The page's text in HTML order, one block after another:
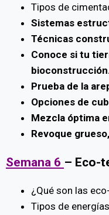
Tipos de
Sistemas
Técnicas
Conoce si tu
Prueba de la
Opciones de
Mezcla óptima
Revoque
Semana 6 – Eco-
¿Qué son las
Tipos de